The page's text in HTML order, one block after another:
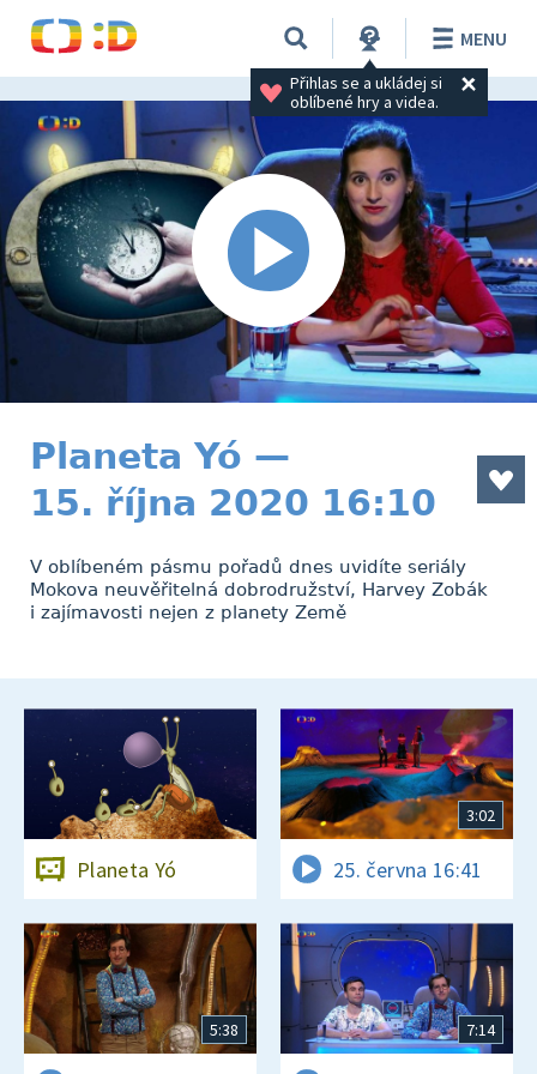
Přihlas se a ukládej si
oblíbené hry a videa.
MENU
Planeta Yó —
15. října 2020 16:10
V oblíbeném pásmu pořadů dnes uvidíte seriály
Mokova neuvěřitelná dobrodružství, Harvey Zobák
i zajímavosti nejen z planety Země
Planeta Yó
3:02
25. června 16:41
5:38 7:14